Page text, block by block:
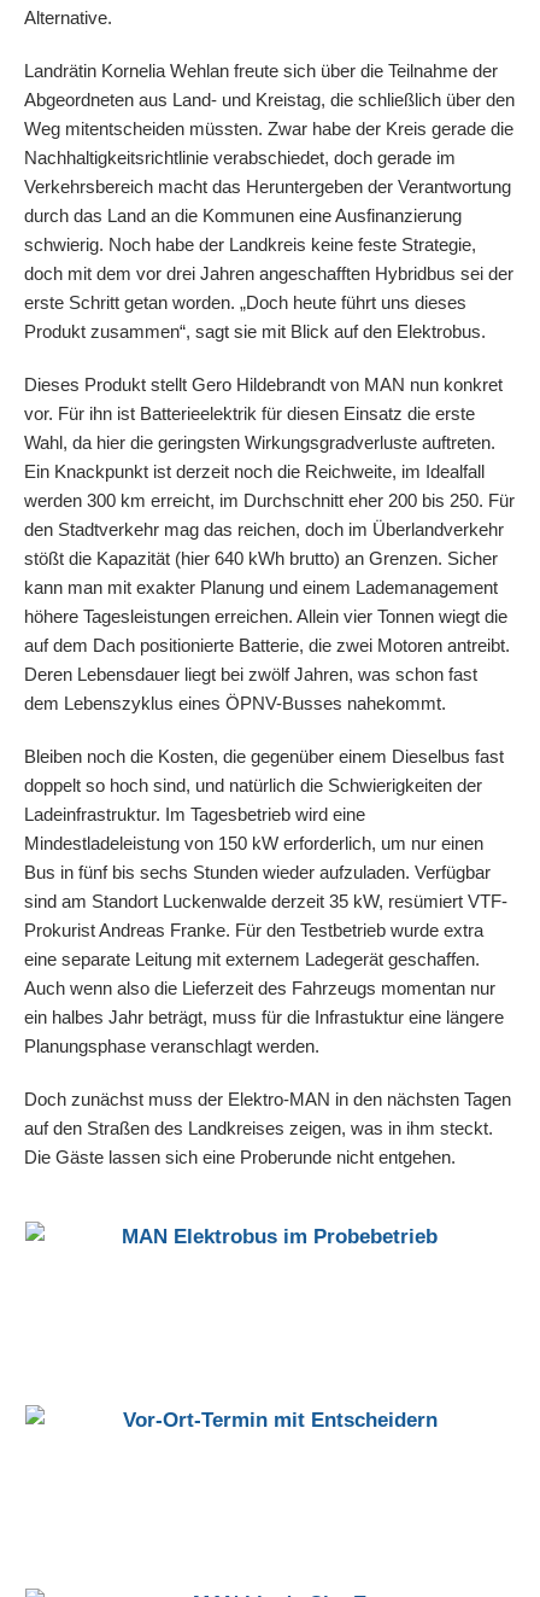
Alternative.
Landrätin Kornelia Wehlan freute sich über die Teilnahme der
Abgeordneten aus Land- und Kreistag, die schließlich über den
Weg mitentscheiden müssten. Zwar habe der Kreis gerade die
Nachhaltigkeitsrichtlinie verabschiedet, doch gerade im
Verkehrsbereich macht das Heruntergeben der Verantwortung
durch das Land an die Kommunen eine Ausfinanzierung
schwierig. Noch habe der Landkreis keine feste Strategie,
doch mit dem vor drei Jahren angeschafften Hybridbus sei der
erste Schritt getan worden. „Doch heute führt uns dieses
Produkt zusammen“, sagt sie mit Blick auf den Elektrobus.
Dieses Produkt stellt Gero Hildebrandt von MAN nun konkret
vor. Für ihn ist Batterieelektrik für diesen Einsatz die erste
Wahl, da hier die geringsten Wirkungsgradverluste auftreten.
Ein Knackpunkt ist derzeit noch die Reichweite, im Idealfall
werden 300 km erreicht, im Durchschnitt eher 200 bis 250. Für
den Stadtverkehr mag das reichen, doch im Überlandverkehr
stößt die Kapazität (hier 640 kWh brutto) an Grenzen. Sicher
kann man mit exakter Planung und einem Lademanagement
höhere Tagesleistungen erreichen. Allein vier Tonnen wiegt die
auf dem Dach positionierte Batterie, die zwei Motoren antreibt.
Deren Lebensdauer liegt bei zwölf Jahren, was schon fast
dem Lebenszyklus eines ÖPNV-Busses nahekommt.
Bleiben noch die Kosten, die gegenüber einem Dieselbus fast
doppelt so hoch sind, und natürlich die Schwierigkeiten der
Ladeinfrastruktur. Im Tagesbetrieb wird eine
Mindestladeleistung von 150 kW erforderlich, um nur einen
Bus in fünf bis sechs Stunden wieder aufzuladen. Verfügbar
sind am Standort Luckenwalde derzeit 35 kW, resümiert VTF-
Prokurist Andreas Franke. Für den Testbetrieb wurde extra
eine separate Leitung mit externem Ladegerät geschaffen.
Auch wenn also die Lieferzeit des Fahrzeugs momentan nur
ein halbes Jahr beträgt, muss für die Infrastuktur eine längere
Planungsphase veranschlagt werden.
Doch zunächst muss der Elektro-MAN in den nächsten Tagen
auf den Straßen des Landkreises zeigen, was in ihm steckt.
Die Gäste lassen sich eine Proberunde nicht entgehen.